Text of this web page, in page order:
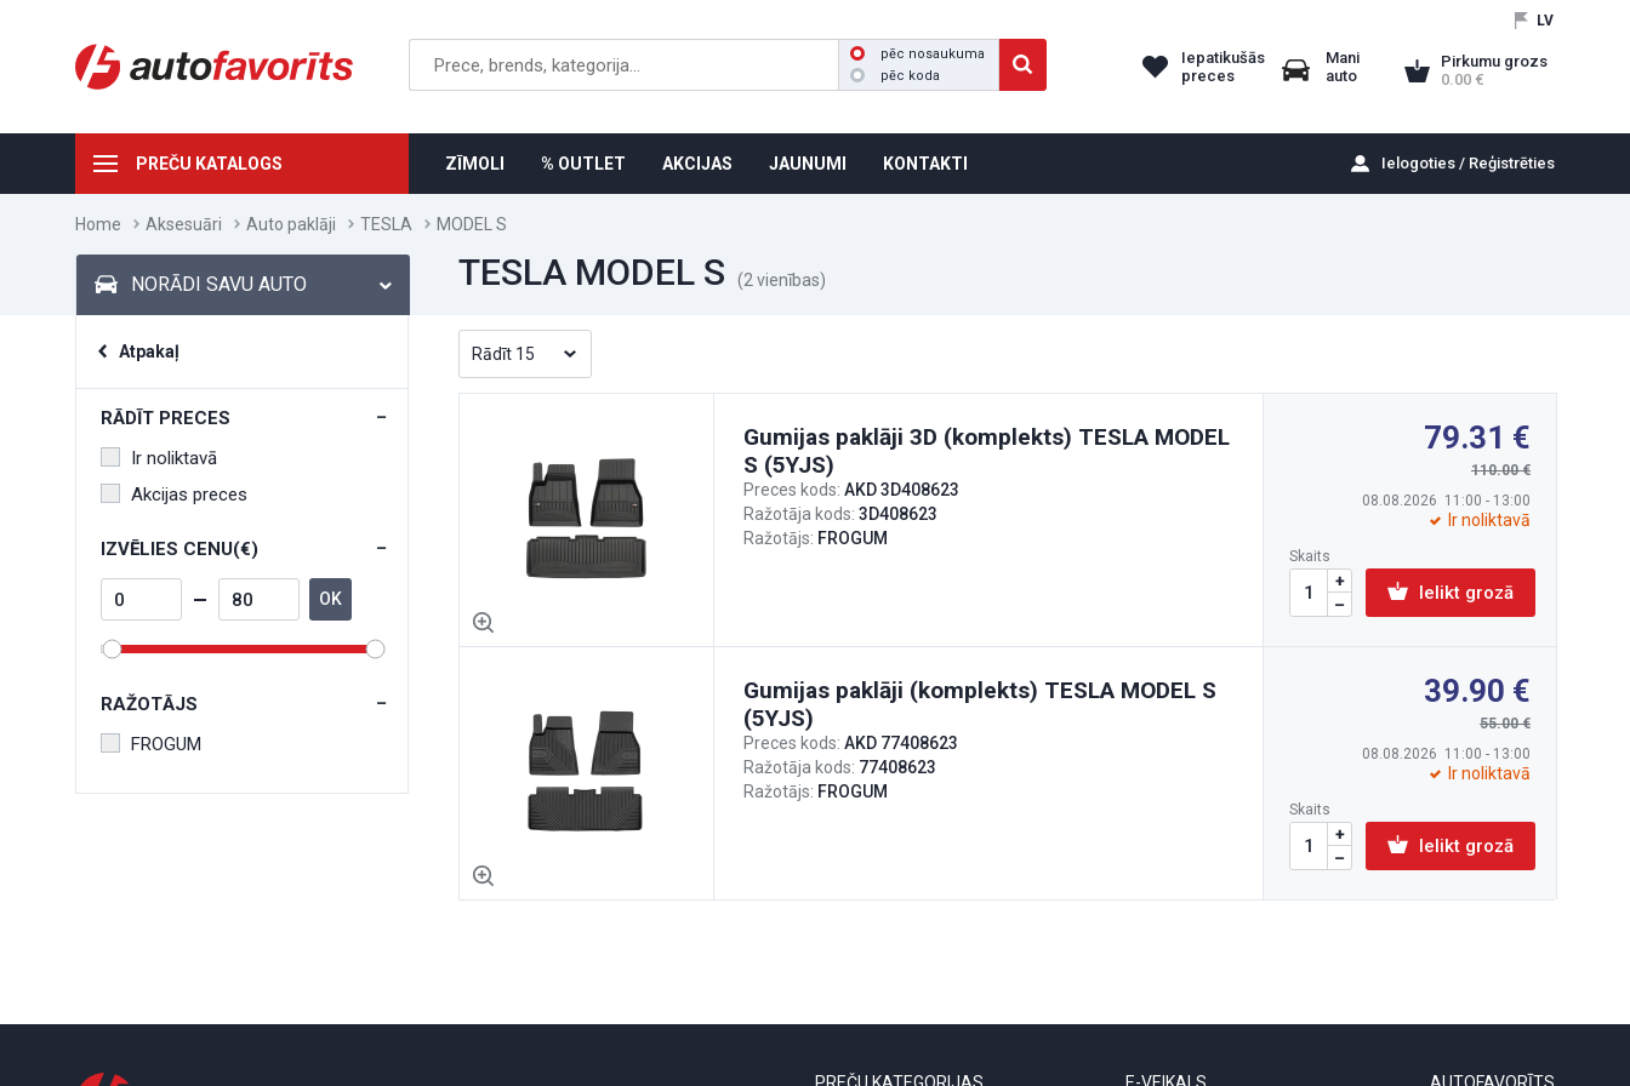
LV
Iepatikušās
preces
Mani
auto
Pirkumu grozs
0.00
pēc nosaukuma
pēc koda
Ielogoties / Reģistrēties
PREČU KATALOGS ZĪMOLI % OUTLET AKCIJAS JAUNUMI KONTAKTI
Home Aksesuāri Auto paklāji TESLA MODEL S
TESLA MODEL S (2 vienības)
NORĀDI SAVU AUTO
Atpakaļ
RĀDĪT PRECES
Ir noliktavā
Akcijas preces
IZVĒLIES CENU(€)
OK
RAŽOTĀJS
FROGUM
Gumijas paklāji 3D (komplekts) TESLA MODEL
S (5YJS)
Preces kods: AKD 3D408623
Ražotāja kods: 3D408623
Ražotājs: FROGUM
79.31
110.00
08.08.2026 11:00 - 13:00
Ir noliktavā
Skaits
Ielikt grozā
Gumijas paklāji (komplekts) TESLA MODEL S
(5YJS)
Preces kods: AKD 77408623
Ražotāja kods: 77408623
Ražotājs: FROGUM
39.90
55.00
08.08.2026 11:00 - 13:00
Ir noliktavā
Skaits
Ielikt grozā